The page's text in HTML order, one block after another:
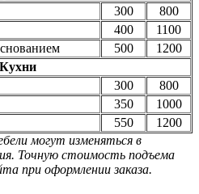
300
800
400
1100
500
1200
Кухни
300
800
350
1000
550
1200
могут изменяться в
Точную стоимость подъема
при оформлении заказа.